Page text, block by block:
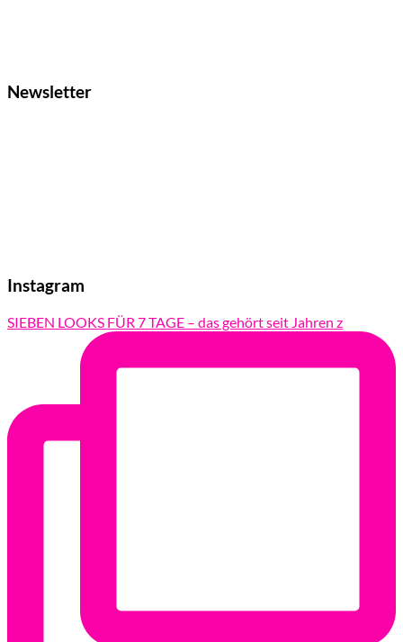
Newsletter
Instagram
SIEBEN LOOKS FÜR 7 TAGE – das gehört seit Jahren z